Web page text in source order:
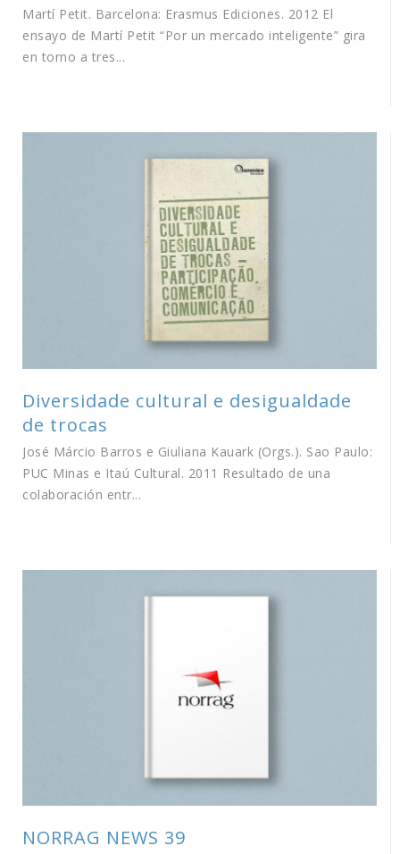
Martí Petit. Barcelona: Erasmus Ediciones. 2012 El
ensayo de Martí Petit “Por un mercado inteligente” gira
en torno a tres...
Diversidade cultural e desigualdade
de trocas
José Márcio Barros e Giuliana Kauark (Orgs.). Sao Paulo:
PUC Minas e Itaú Cultural. 2011 Resultado de una
colaboración entr...
NORRAG NEWS 39